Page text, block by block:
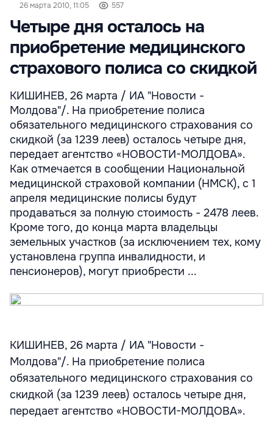
26 марта 2010, 11:05 557
Четыре дня осталось на
приобретение медицинского
страхового полиса со скидкой
КИШИНЕВ, 26 марта / ИА "Новости -
Молдова"/. На приобретение полиса
обязательного медицинского страхования со
скидкой (за 1239 леев) осталось четыре дня,
передает агентство «НОВОСТИ-МОЛДОВА».
Как отмечается в сообщении Национальной
медицинской страховой компании (НМСК), с 1
апреля медицинские полисы будут
продаваться за полную стоимость - 2478 леев.
Кроме того, до конца марта владельцы
земельных участков (за исключением тех, кому
установлена группа инвалидности, и
пенсионеров), могут приобрести ...
КИШИНЕВ, 26 марта / ИА "Новости -
Молдова"/. На приобретение полиса
обязательного медицинского страхования со
скидкой (за 1239 леев) осталось четыре дня,
передает агентство «НОВОСТИ-МОЛДОВА».